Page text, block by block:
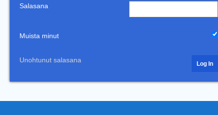
Salasana
Muista minut
Unohtunut salasana